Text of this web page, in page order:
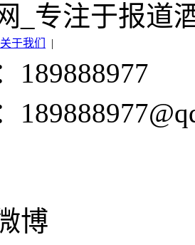
_专注于报道
关于我们 |
189888977
博